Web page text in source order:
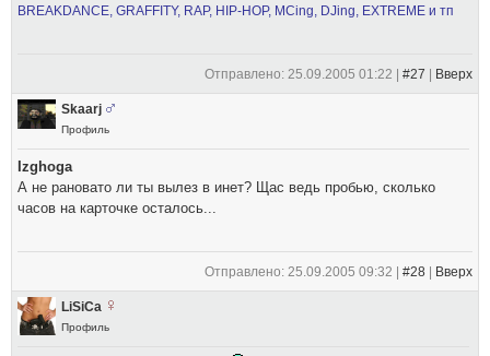
BREAKDANCE, GRAFFITY, RAP, HIP-HOP, MCing, DJing, EXTREME и тп
Отправлено: 25.09.2005 01:22 | #27 Вверх
Skaarj
Профиль
Izghoga
А не рановато ли ты вылез в инет? Щас ведь пробью, сколько
часов на карточке осталось...
Отправлено: 25.09.2005 09:32 | #28 Вверх
LiSiCa
Профиль